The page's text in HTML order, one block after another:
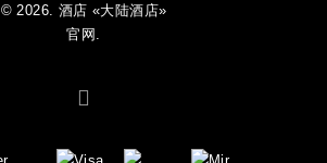
© 2026. 酒店 «大陆酒店»
官网.